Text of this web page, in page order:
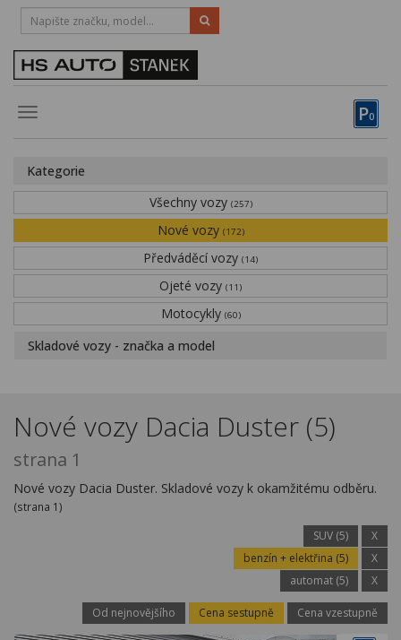
P0
Toggle
HOTLINE:
STRAKONICE-383 335 366
Obytné vozy
Financování
Novinky
Kariéra
Kontakty
Kategorie
Všechny vozy (257)
Nové vozy (172)
Předváděcí vozy (14)
Ojeté vozy (11)
Motocykly (60)
Skladové vozy - značka a model
Nové vozy Dacia Duster (5)
strana 1
Nové vozy Dacia Duster. Skladové vozy k okamžitému odběru.
(strana 1)
SUV (5)
X
benzín + elektřina (5)
X
automat (5)
X
Od nejnovějšího Cena sestupně Cena vzestupně